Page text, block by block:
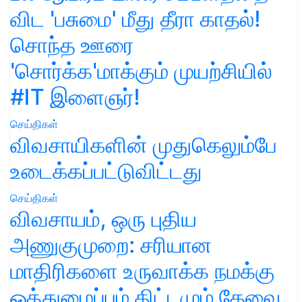
விட 'பசுமை' மீது தீரா காதல்!
சொந்த ஊரை
'சொர்க்க'மாக்கும் முயற்சியில்
#IT இளைஞர்!
செய்திகள்
விவசாயிகளின் முதுகெலும்பே
உடைக்கப்பட்டுவிட்டது
செய்திகள்
விவசாயம், ஒரு புதிய
அணுகுமுறை: சரியான
மாதிரிகளை உருவாக்க நமக்கு
ஒத்துழைப்பும் திட்டமும் தேவை.